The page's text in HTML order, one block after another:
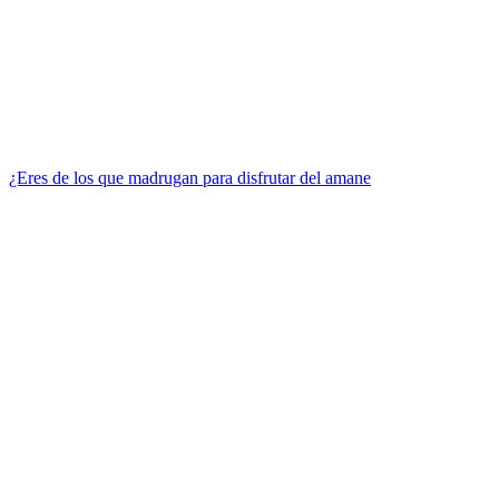
¿Eres de los que madrugan para disfrutar del amane